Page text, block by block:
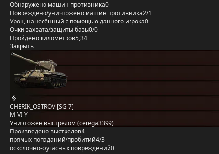
Обнаружено машин противника0
Повреждено/уничтожено машин противника2/1
Урон, нанесённый с помощью данного игрока0
Очки захвата/защиты базы0/0
Пройдено километров5,34
Закрыть
CHERIK_OSTROV [SG-7]
M-VI-Y
Уничтожен выстрелом (cerega3399)
Произведено выстрелов4
прямых попаданий/пробитий4/3
осколочно-фугасных повреждений0